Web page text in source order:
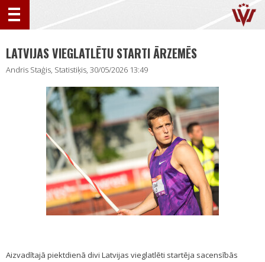
LATVIJAS VIEGLATLĒTU STARTI ĀRZEMĒS
Andris Staģis, Statistiķis, 30/05/2026 13:49
Aizvadītajā piektdienā divi Latvijas vieglatlēti startēja sacensībās